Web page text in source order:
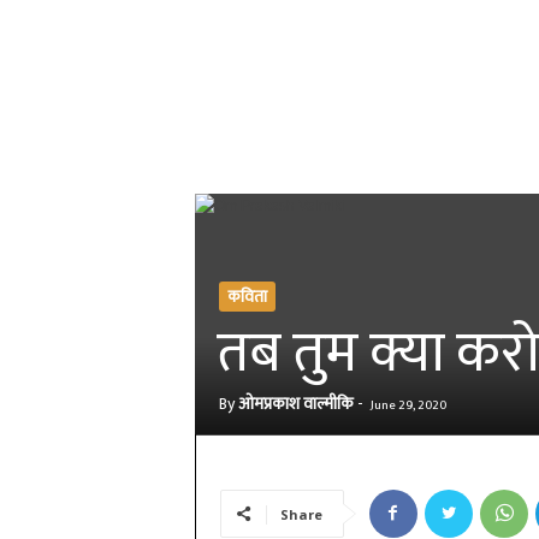
कविता
तब तुम क्या
Byओमप्रकाश वाल्मीकि- June 29, 2020
Share